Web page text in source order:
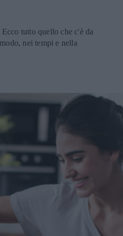
tutto quello che c'è da
nei tempi e nella